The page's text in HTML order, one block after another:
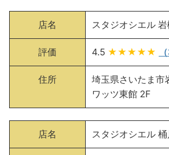
店名 スタジオシエル
評価 4.5 ★★★★★
住所
埼玉県さいたま
ワッツ東館 2F
店名 スタジオシエル